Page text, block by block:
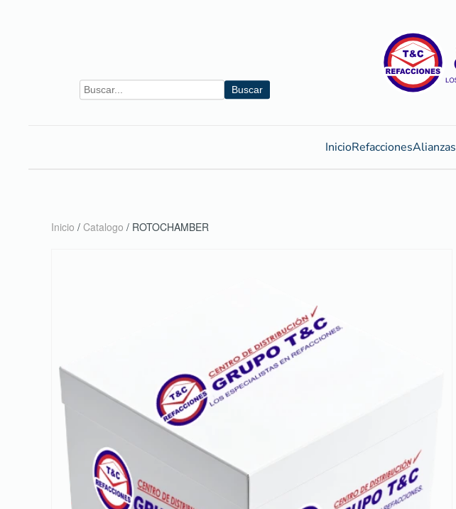
Buscar
InicioRefaccionesAlianzas
Inicio / Catalogo / ROTOCHAMBER